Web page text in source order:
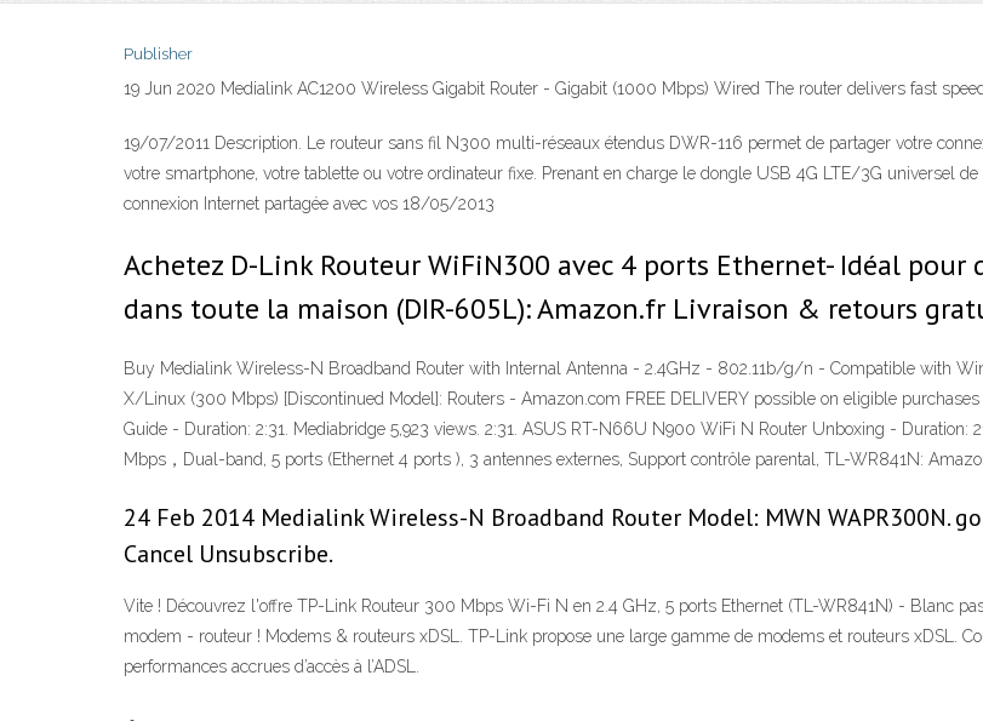
Publisher
19 Jun 2020 Medialink AC1200 Wireless Gigabit Router - Gigabit (1000 Mbps) Wired The router delivers fast
19/07/2011 Description. Le routeur sans fil N300 multi-réseaux étendus DWR-116 permet de partager votre
votre smartphone, votre tablette ou votre ordinateur fixe. Prenant en charge le dongle USB 4G LTE/3G universel
connexion Internet partagée avec vos 18/05/2013
Achetez D-Link Routeur WiFiN300 avec 4 ports Ethernet- Idéal
dans toute la maison (DIR-605L): Amazon.fr Livraison & retours
Buy Medialink Wireless-N Broadband Router with Internal Antenna - 2.4GHz - 802.11b/g/n - Compatible with
X/Linux (300 Mbps) [Discontinued Model]: Routers - Amazon.com FREE DELIVERY possible on eligible
Guide - Duration: 2:31. Mediabridge 5,923 views. 2:31. ASUS RT-N66U N900 WiFi N Router Unboxing - Duration:
Mbps，Dual-band, 5 ports (Ethernet 4 ports ), 3 antennes externes, Support contrôle parental, TL-WR841N:
24 Feb 2014 Medialink Wireless-N Broadband Router Model: MWN WAPR300N.
Cancel Unsubscribe.
Vite ! Découvrez l'offre TP-Link Routeur 300 Mbps Wi-Fi N en 2.4 GHz, 5 ports Ethernet (TL-WR841N) - Blanc
modem - routeur ! Modems & routeurs xDSL. TP-Link propose une large gamme de modems et routeurs xDSL.
performances accrues d’accès à l’ADSL.